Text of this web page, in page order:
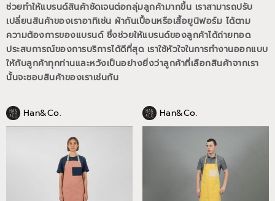
ช่วยทำให้แบรนด์สินค้าชัดเจนต่อกลุ่มลูกค้ามากขึ้น เราสามารถปรับ
เปลี่ยนสินค้าของเราอาทิเช่น ผ้ากันเปื้อนหรือเสื้อยูนิฟอร์ม ได้ตาม
ความต้องการของแบรนด์ ซึ่งช่วยให้แบรนด์ของลูกค้าได้ถ่ายทอด
ประสบการณ์ของการบริการได้ดีที่สุด เราใช้หัวใจในการทำงานออกแบบ
ให้กับลูกค้าทุกท่านและหวังเป็นอย่างยิ่งว่าลูกค้าที่เลือกสินค้าจากเรา
นั้นจะชอบสินค้าของเราเช่นกัน
Han&Co. Han&Co.